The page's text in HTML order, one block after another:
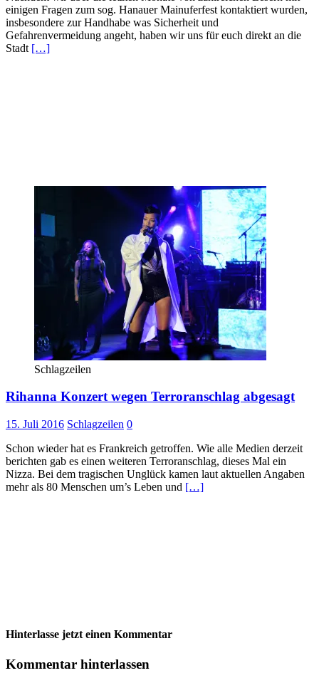
einigen Fragen zum sog. Hanauer Mainuferfest kontaktiert wurden,
insbesondere zur Handhabe was Sicherheit und
Gefahrenvermeidung angeht, haben wir uns für euch direkt an die
Stadt […]
Schlagzeilen
Rihanna Konzert wegen Terroranschlag abgesagt
15. Juli 2016 Schlagzeilen 0
Schon wieder hat es Frankreich getroffen. Wie alle Medien derzeit
berichten gab es einen weiteren Terroranschlag, dieses Mal ein
Nizza. Bei dem tragischen Unglück kamen laut aktuellen Angaben
mehr als 80 Menschen um’s Leben und […]
Hinterlasse jetzt einen Kommentar
Kommentar hinterlassen